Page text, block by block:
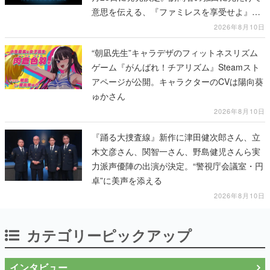
意思を伝える、『ファミレスを享受せよ』開
2026年8月10日
“朝凪先生”キャラデザのフィットネスリズム
ゲーム『がんばれ！チアリズム』Steamスト
アページが公開。キャラクターのCVは陽向葵
ゅかさん
2026年8月10日
『踊る大捜査線』新作に津田健次郎さん、立
木文彦さん、関智一さん、野島健児さんら実
力派声優陣の出演が決定。“警視庁会議室・円
卓”に美声を添える
2026年8月10日
カテゴリーピックアップ
インタビュー